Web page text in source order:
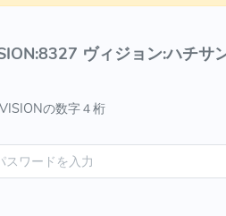
ヴィジョン:ハチサ
VISIONの数字４桁